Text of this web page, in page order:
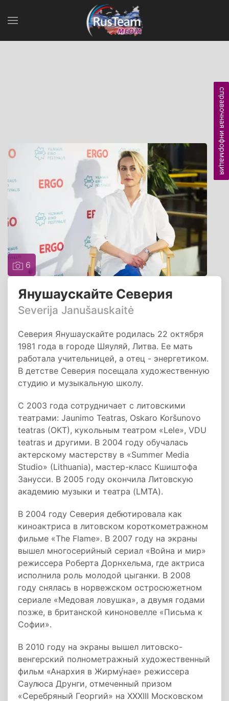
6
Янушаускайте Северия
Severija Janušauskaitė
Северия Янушаускайте родилась 22 октября
1981 года в городе Шяуляй, Литва. Ее мать
работала учительницей, а отец - энергетиком.
В детстве Северия посещала художественную
студию и музыкальную школу.
С 2003 года сотрудничает с литовскими
театрами: Jaunimo Teatras, Oskaro Koršunovo
teatras (OKT), кукольным театром «Lele», VDU
teatras и другими. В 2004 году обучалась
актерскому мастерству в «Summer Media
Studio» (Lithuania), мастер-класс Кшиштофа
Занусси. В 2005 году окончила Литовскую
академию музыки и театра (LMTA).
В 2004 году Северия дебютировала как
киноактриса в литовском короткометражном
фильме «The Flame». В 2007 году на экраны
вышел многосерийный сериал «Война и мир»
режиссера Роберта Дорнхельма, где актриса
исполнила роль молодой цыганки. В 2008
году снялась в норвежском остросюжетном
сериале «Медовая ловушка», а двумя годами
позже, в британской киноновелле «Письма к
Софии».
В 2010 году на экраны вышел литовско-
венгерский полнометражный художественный
фильм «Анархия в Жирму́нае» режиссера
Саулюса Друнги, отмеченный призом
«Серебряный Георгий» на XXXIII Московском
справочная информация